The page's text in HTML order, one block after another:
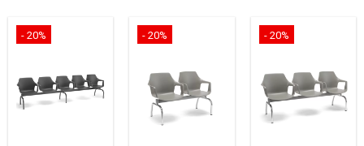
- 20% - 20% - 20%